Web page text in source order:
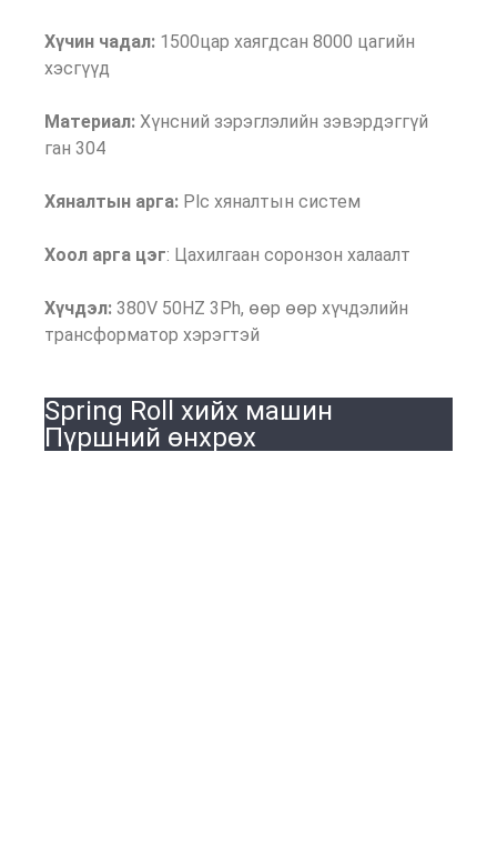
Хүчин чадал: 1500цар хаягдсан 8000 цагийн
хэсгүүд
Материал: Хүнсний зэрэглэлийн зэвэрдэггүй
ган 304
Хяналтын арга: Plc хяналтын систем
Хоол арга цэг: Цахилгаан соронзон халаалт
Хүчдэл: 380V 50HZ 3Ph, өөр өөр хүчдэлийн
трансформатор хэрэгтэй
Spring Roll хийх машин
Пүршний өнхрөх